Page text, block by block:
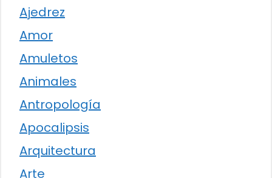
Ajedrez
Amor
Amuletos
Animales
Antropología
Apocalipsis
Arquitectura
Arte